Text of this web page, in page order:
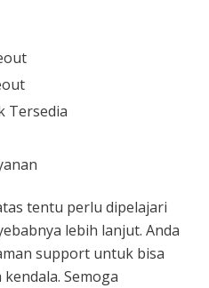
Tersedia
tentu perlu dipelajari
lebih lanjut. Anda
support untuk bisa
Semoga